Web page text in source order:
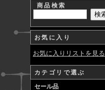
商品検索
お気に入り
お気に入りリストを見る
カテゴリで選ぶ
セール品